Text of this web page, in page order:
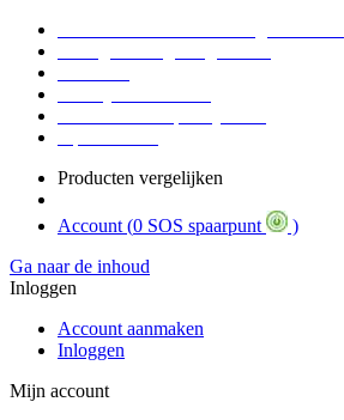
Producten vergelijken
Account (0 SOS spaarpunt
)
Ga naar de inhoud
Inloggen
Account aanmaken
Inloggen
Mijn account